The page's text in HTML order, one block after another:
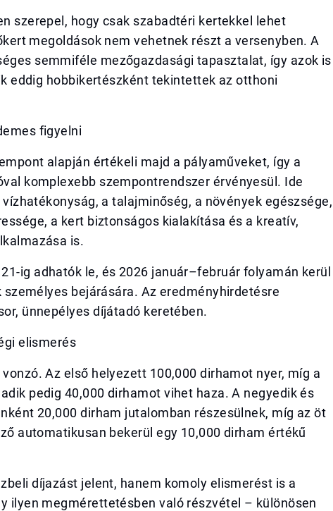
szerepel, hogy csak szabadtéri kertekkel lehet
megoldások nem vehetnek részt a versenyben. A
semmiféle mezőgazdasági tapasztalat, így azok is
eddig hobbikertészként tekintettek az otthoni
figyelni
alapján értékeli majd a pályaműveket, így a
komplexebb szempontrendszer érvényesül. Ide
a talajminőség, a növények egészsége,
a kert biztonságos kialakítása és a kreatív,
is.
ig adhatók le, és 2026 január–február folyamán kerül
bejárására. Az eredményhirdetésre
ünnepélyes díjátadó keretében.
elismerés
Az első helyezett 100,000 dirhamot nyer, míg a
pedig 40,000 dirhamot vihet haza. A negyedik és
20,000 dirham jutalomban részesülnek, míg az öt
automatikusan bekerül egy 10,000 dirham értékű
díjazást jelent, hanem komoly elismerést is a
ilyen megmérettetésben való részvétel – különösen